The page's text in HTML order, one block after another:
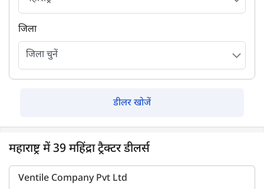
जिला
डीलर खोजें
महाराष्ट्र में 39 महिंद्रा ट्रैक्टर डीलर्स
Ventile Company Pvt Ltd